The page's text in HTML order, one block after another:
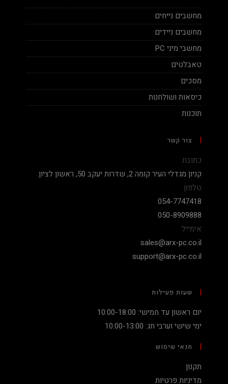
מחשבים נייחים
מחשבים ניידים
מחשבי מיני PC
טאבלטים
מסכים
כיסאות ושולחנות
תוכנות
צור קשר
כתובת
קניון מגדלי העיר קומה 2, שדרות יעקב 50, ראשון לציון.
טלפון
054-7747418
050-8909888
אימייל
sales@arx-pc.co.il
support@arx-pc.co.il
שעות פעילות
יום ראשון עד חמישי: 10:00-18:00
ימי שישי וערבי חג: 10:00-13:00
תנאי שימוש
תקנון
מדיניות פרטיות